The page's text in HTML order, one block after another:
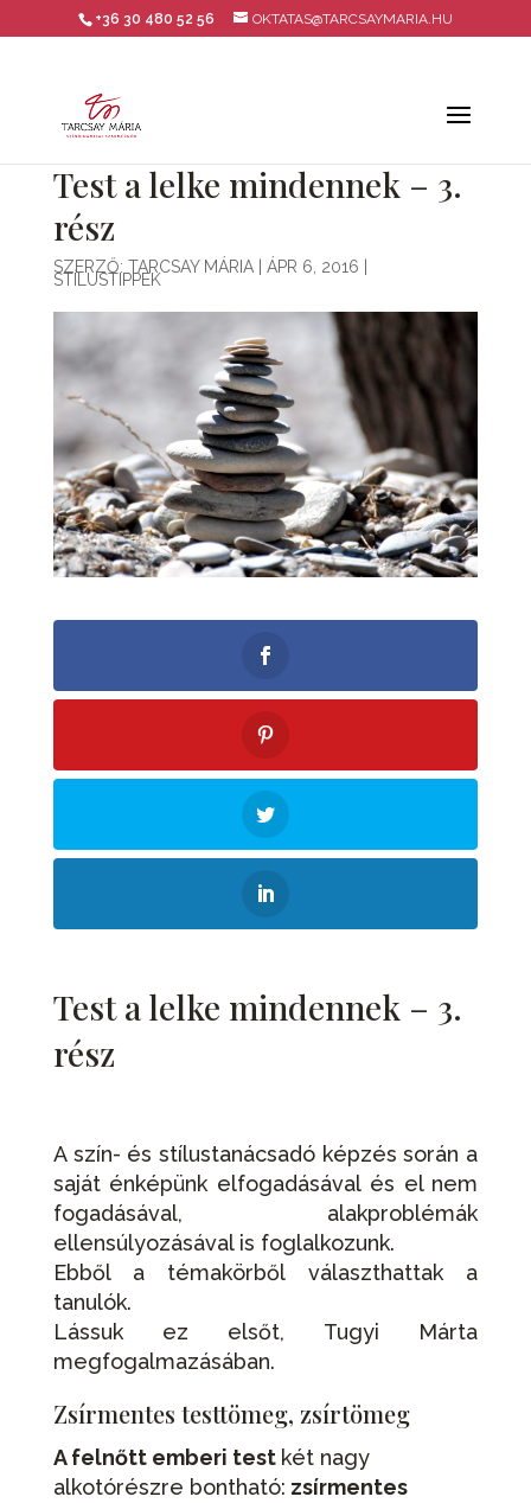
+36 30 480 52 56 OKTATAS@TARCSAYMARIA.HU
Test a lelke mindennek – 3.
rész
SZERZŐ: TARCSAY MÁRIA| ÁPR 6, 2016
STÍLUSTIPPEK
Test a lelke mindennek – 3.
rész
A szín- és stílustanácsadó képzés során a
saját énképünk elfogadásával és el nem
fogadásával, alakproblémák
ellensúlyozásával is foglalkozunk.
Ebből a témakörből választhattak a
tanulók.
Lássuk ez elsőt, Tugyi Márta
megfogalmazásában.
Zsírmentes testtömeg, zsírtömeg
A felnőtt emberi test két nagy
alkotórészre bontható: zsírmentes